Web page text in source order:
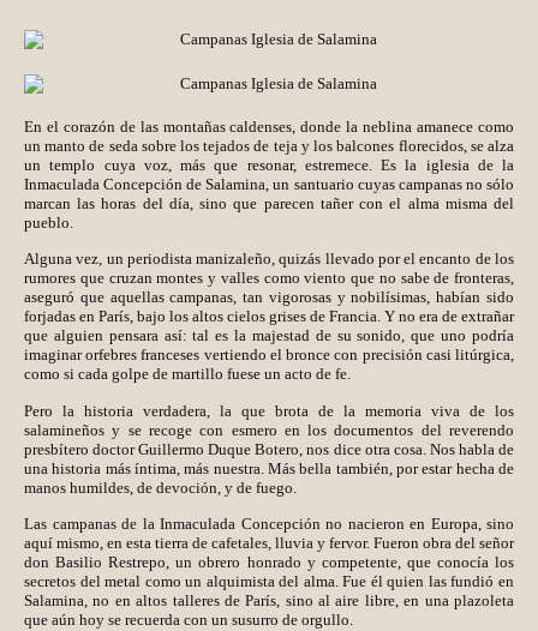
En el corazón de las montañas caldenses, donde la neblina amanece como
un manto de seda sobre los tejados de teja y los balcones florecidos, se alza
un templo cuya voz, más que resonar, estremece. Es la iglesia de la
Inmaculada Concepción de Salamina, un santuario cuyas campanas no sólo
marcan las horas del día, sino que parecen tañer con el alma misma del
pueblo.
Alguna vez, un periodista manizaleño, quizás llevado por el encanto de los
rumores que cruzan montes y valles como viento que no sabe de fronteras,
aseguró que aquellas campanas, tan vigorosas y nobilísimas, habían sido
forjadas en París, bajo los altos cielos grises de Francia. Y no era de extrañar
que alguien pensara así: tal es la majestad de su sonido, que uno podría
imaginar orfebres franceses vertiendo el bronce con precisión casi litúrgica,
como si cada golpe de martillo fuese un acto de fe.
Pero la historia verdadera, la que brota de la memoria viva de los
salamineños y se recoge con esmero en los documentos del reverendo
presbítero doctor Guillermo Duque Botero, nos dice otra cosa. Nos habla de
una historia más íntima, más nuestra. Más bella también, por estar hecha de
manos humildes, de devoción, y de fuego.
Las campanas de la Inmaculada Concepción no nacieron en Europa, sino
aquí mismo, en esta tierra de cafetales, lluvia y fervor. Fueron obra del señor
don Basilio Restrepo, un obrero honrado y competente, que conocía los
secretos del metal como un alquimista del alma. Fue él quien las fundió en
Salamina, no en altos talleres de París, sino al aire libre, en una plazoleta
que aún hoy se recuerda con un susurro de orgullo.